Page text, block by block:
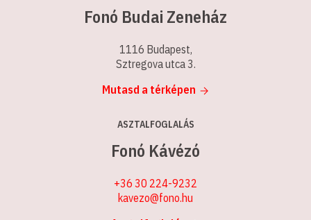
Fonó Budai Zeneház
1116 Budapest,
Sztregova utca 3.
Mutasd a térképen
ASZTALFOGLALÁS
Fonó Kávézó
+36 30 224-9232
kavezo@fono.hu